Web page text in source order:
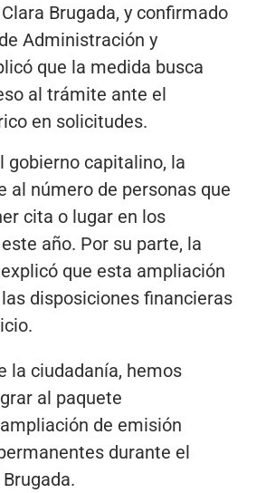
Brugada, y confirmado
Administración y
que la medida busca
al trámite ante el
en solicitudes.
gobierno capitalino, la
al número de personas que
cita o lugar en los
año. Por su parte, la
que esta ampliación
disposiciones financieras
la ciudadanía, hemos
al paquete
de emisión
durante el